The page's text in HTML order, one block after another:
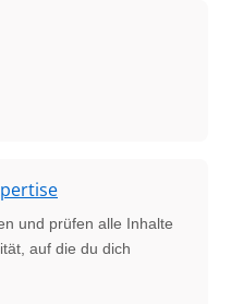
und prüfen alle Inhalte
auf die du dich